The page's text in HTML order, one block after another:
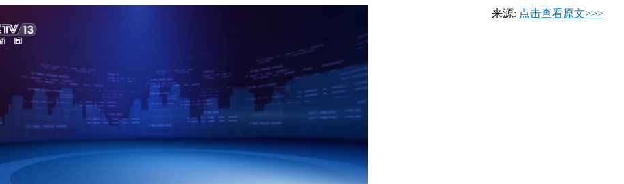
来源: 点击查看原文>>>